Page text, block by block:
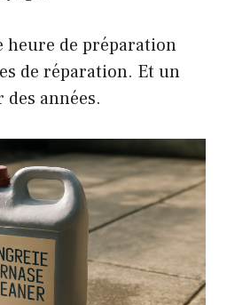
heure de préparation
de réparation. Et un
années.